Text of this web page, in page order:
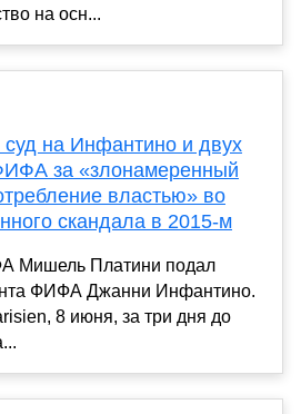
на осн...
на Инфантино и двух
за «злонамеренный
властью» во
скандала в 2015-м
Мишель Платини подал
ФИФА Джанни Инфантино.
8 июня, за три дня до